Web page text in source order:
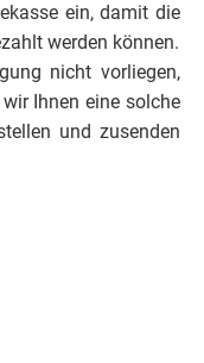
ein, damit die
werden können.
nicht vorliegen,
Ihnen eine solche
und zusenden